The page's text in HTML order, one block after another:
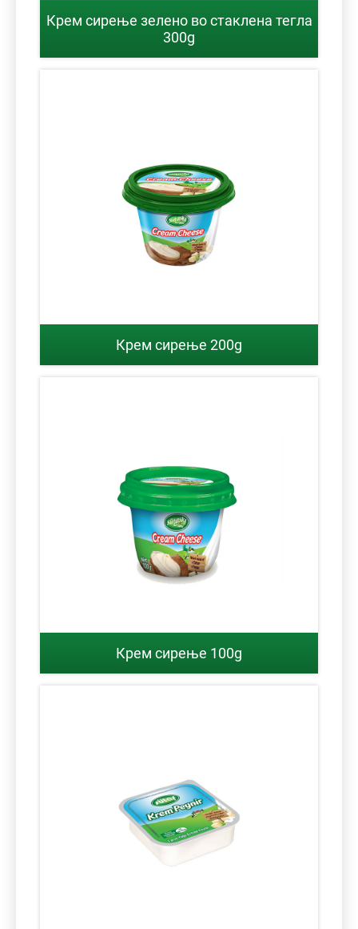
Крем сирење зелено во стаклена тегла
300g
Крем сирење 200g
Крем сирење 100g